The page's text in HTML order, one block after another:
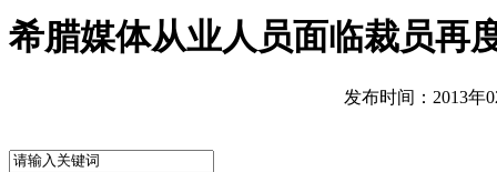
希腊媒体从业人员面临裁员再
发布时间：2013年